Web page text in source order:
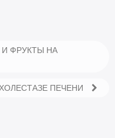
ФРУКТЫ НА
ПЕЧЕНИ